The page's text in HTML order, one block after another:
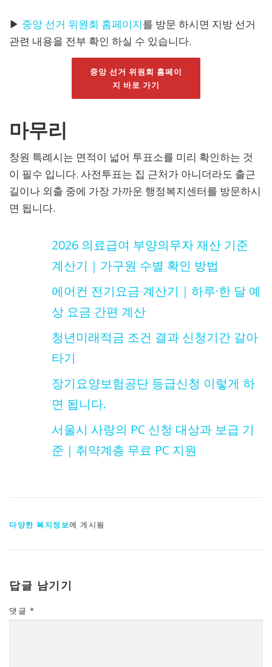
▶ 중앙 선거 위원회 홈페이지를 방문 하시면 지방 선거
관련 내용을 전부 확인 하실 수 있습니다.
중앙 선거 위원회 홈페이
지 바로 가기
마무리
창원 특례시는 면적이 넓어 투표소를 미리 확인하는 것
이 필수 입니다. 사전투표는 집 근처가 아니더라도 출근
길이나 외출 중에 가장 가까운 행정복지센터를 방문하시
면 됩니다.
2026 의료급여 부양의무자 재산 기준
계산기｜가구원 수별 확인 방법
에어컨 전기요금 계산기｜하루·한 달 예
상 요금 간편 계산
청년미래적금 조건 결과 신청기간 갈아
타기
장기요양보험공단 등급신청 이렇게 하
면 됩니다.
서울시 사랑의 PC 신청 대상과 보급 기
준｜취약계층 무료 PC 지원
다양한 복지정보에 게시됨
답글 남기기
댓글 *